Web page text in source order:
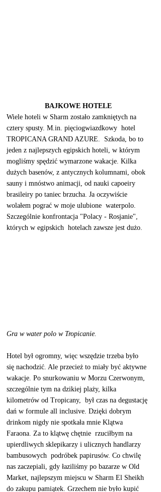
BAJKOWE HOTELE
Wiele hoteli w Sharm zostało zamkniętych na
cztery spusty. M.in. pięciogwiazdkowy  hotel
TROPICANA GRAND AZURE.  Szkoda, bo to
jeden z najlepszych egipskich hoteli, w którym
mogliśmy spędzić wymarzone wakacje. Kilka
dużych basenów, z antycznych kolumnami, obok
sauny i mnóstwo animacji, od nauki capoeiry
brasileiry po taniec brzucha. Ja oczywiście
wolałem pograć w moje ulubione  waterpolo.
Szczególnie konfrontacja "Polacy - Rosjanie",
których w egipskich  hotelach zawsze jest dużo.
Gra w water polo w Tropicanie.
Hotel był ogromny, więc wszędzie trzeba było
się nachodzić. Ale przecież to miały być aktywne
wakacje. Po snurkowaniu w Morzu Czerwonym,
szczególnie tym na dzikiej plaży, kilka
kilometrów od Tropicany,  był czas na degustację
dań w formule all inclusive. Dzięki dobrym
drinkom nigdy nie spotkała mnie Klątwa
Faraona. Za to klątwę chętnie  rzuciłbym na
upierdliwych sklepikarzy i ulicznych handlarzy
bambusowych  podróbek papirusów. Co chwilę
nas zaczepiali, gdy łaziliśmy po bazarze w Old
Market, najlepszym miejscu w Sharm El Sheikh
do zakupu pamiątek. Grzechem nie było kupić